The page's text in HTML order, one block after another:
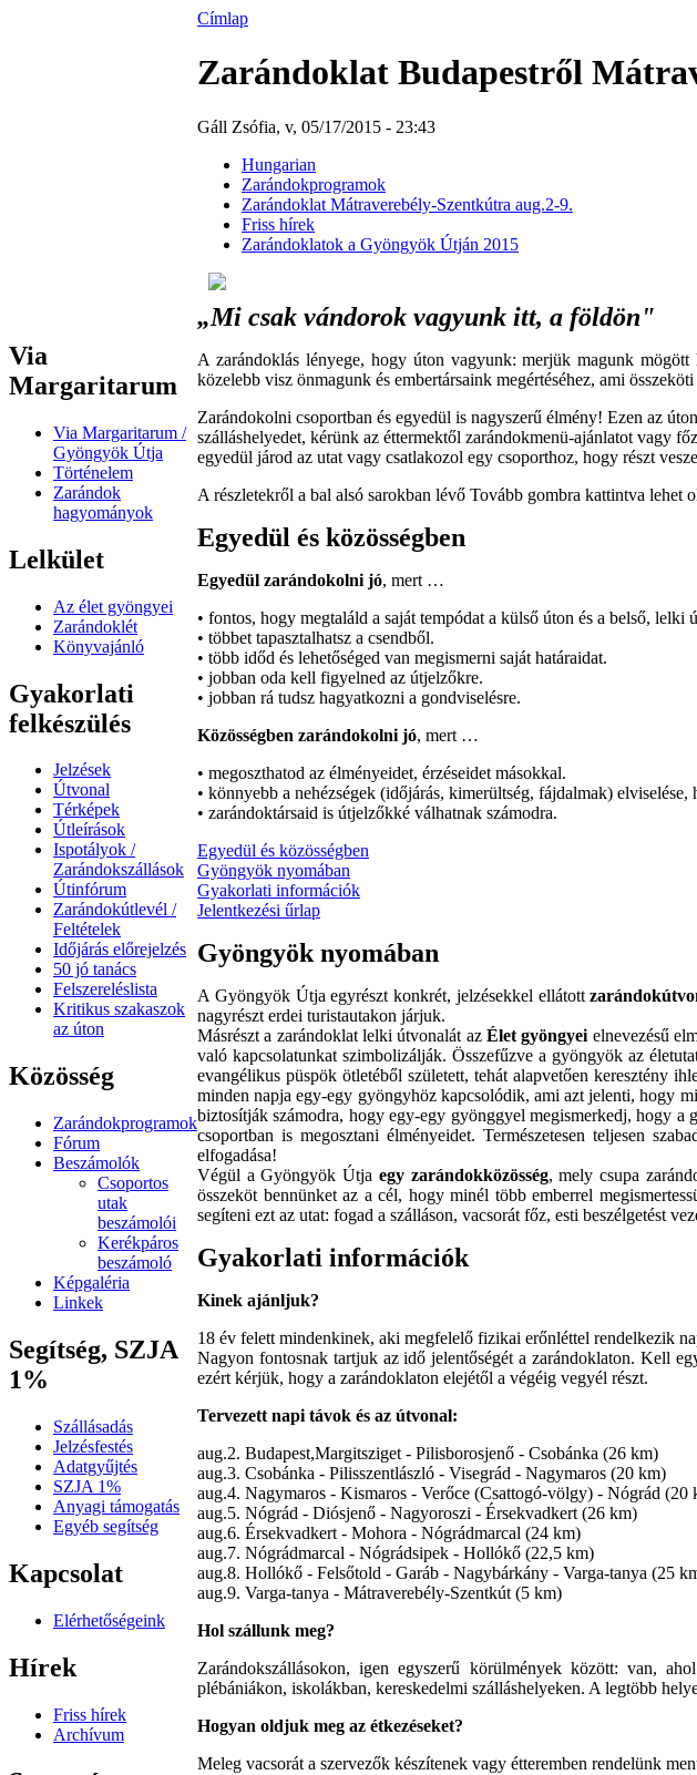
Via
Margaritarum
Via Margaritarum /
Gyöngyök Útja
Történelem
Zarándok
hagyományok
Lelkület
Az élet gyöngyei
Zarándoklét
Könyvajánló
Gyakorlati
felkészülés
Jelzések
Útvonal
Térképek
Útleírások
Ispotályok /
Zarándokszállások
Útinfórum
Zarándokútlevél /
Feltételek
Időjárás előrejelzés
50 jó tanács
Felszereléslista
Kritikus szakaszok
az úton
Közösség
Zarándokprogramok
Fórum
Beszámolók
Csoportos
utak
beszámolói
Kerékpáros
beszámoló
Képgaléria
Linkek
Segítség, SZJA
1%
Szállásadás
Jelzésfestés
Adatgyűjtés
SZJA 1%
Anyagi támogatás
Egyéb segítség
Kapcsolat
Elérhetőségeink
Hírek
Friss hírek
Archívum
Címlap
Zarándoklat Budapestről
Gáll Zsófia, v, 05/17/2015 - 23:43
Hungarian
Zarándokprogramok
Zarándoklat Mátraverebély-Szentkútra aug.2-9.
Friss hírek
Zarándoklatok a Gyöngyök Útján 2015
„Mi csak vándorok vagyunk itt, a földön"
A zarándoklás lényege, hogy úton vagyunk: merjük magunk
közelebb visz önmagunk és embertársaink megértéséhez, ami
Zarándokolni csoportban és egyedül is nagyszerű élmény! Ezen az
szálláshelyedet, kérünk az éttermektől zarándokmenü-ajánlatot vagy
egyedül járod az utat vagy csatlakozol egy csoporthoz, hogy részt
A részletekről a bal alsó sarokban lévő Tovább gombra kattintva lehet
Egyedül és közösségben
Egyedül zarándokolni jó, mert …
• fontos, hogy megtaláld a saját tempódat a külső úton és a belső, lelki
• többet tapasztalhatsz a csendből.
• több időd és lehetőséged van megismerni saját határaidat.
• jobban oda kell figyelned az útjelzőkre.
• jobban rá tudsz hagyatkozni a gondviselésre.
Közösségben zarándokolni jó, mert …
• megoszthatod az élményeidet, érzéseidet másokkal.
• könnyebb a nehézségek (időjárás, kimerültség, fájdalmak) elviselése,
• zarándoktársaid is útjelzőkké válhatnak számodra.
Egyedül és közösségben
Gyöngyök nyomában
Gyakorlati információk
Jelentkezési űrlap
Gyöngyök nyomában
A Gyöngyök Útja egyrészt konkrét, jelzésekkel ellátott
nagyrészt erdei turistautakon járjuk.
Másrészt a zarándoklat lelki útvonalát az Élet gyöngyei elnevezésű
való kapcsolatunkat szimbolizálják. Összefűzve a gyöngyök az
evangélikus püspök ötletéből született, tehát alapvetően keresztény
minden napja egy-egy gyöngyhöz kapcsolódik, ami azt jelenti, hogy
biztosítják számodra, hogy egy-egy gyönggyel megismerkedj, hogy a
csoportban is megosztani élményeidet. Természetesen teljesen
elfogadása!
Végül a Gyöngyök Útja egy zarándokközösség, mely csupa
összeköt bennünket az a cél, hogy minél több emberrel
segíteni ezt az utat: fogad a szálláson, vacsorát főz, esti beszélgetést
Gyakorlati információk
Kinek ajánljuk?
18 év felett mindenkinek, aki megfelelő fizikai erőnléttel rendelkezik
Nagyon fontosnak tartjuk az idő jelentőségét a zarándoklaton. Kell
ezért kérjük, hogy a zarándoklaton elejétől a végéig vegyél részt.
Tervezett napi távok és az útvonal:
aug.2. Budapest,Margitsziget - Pilisborosjenő - Csobánka (26 km)
aug.3. Csobánka - Pilisszentlászló - Visegrád - Nagymaros (20 km)
aug.4. Nagymaros - Kismaros - Verőce (Csattogó-völgy) - Nógrád (20
aug.5. Nógrád - Diósjenő - Nagyoroszi - Érsekvadkert (26 km)
aug.6. Érsekvadkert - Mohora - Nógrádmarcal (24 km)
aug.7. Nógrádmarcal - Nógrádsipek - Hollókő (22,5 km)
aug.8. Hollókő - Felsőtold - Garáb - Nagybárkány - Varga-tanya (25
aug.9. Varga-tanya - Mátraverebély-Szentkút (5 km)
Hol szállunk meg?
Zarándokszállásokon, igen egyszerű körülmények között: van,
plébániákon, iskolákban, kereskedelmi szálláshelyeken. A legtöbb
Hogyan oldjuk meg az étkezéseket?
Meleg vacsorát a szervezők készítenek vagy étteremben rendelünk